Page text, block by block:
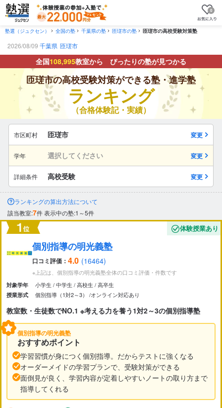
0
塾選（ジュクセン） 全国の塾 千葉県の塾 匝瑳市の塾 匝瑳市の高校受験対策塾
2026/08/09 千葉県 匝瑳市
全国108,995教室から ぴったりの塾が見つかる
匝瑳市の高校受験対策ができる塾・進学塾
ランキング
（合格体験記・実績）
市区町村 匝瑳市 変更
学年 選択してください 変更
詳細条件 高校受験 変更
市区町村
駅・路線から探す
ランキングの算出方法について
該当教室:7件表示中の塾:1～5件
体験授業あり
個別指導の明光義塾
口コミ評価： 4.0 (16464)
※上記は、個別指導の明光義塾全体の口コミ評価・件数です
対象学年 小学生 中学生 高校生 高卒生
授業形式 個別指導（1対2～3） オンライン対応あり
教室数・生徒数でNO.1 ※考える力を養う1対2～3の個別指導塾
個別指導の明光義塾
おすすめポイント
学習習慣が身につく個別指導。だからテストに強くなる
オーダーメイドの学習プランで、受験対策ができる
面倒見が良く、学習内容が定着しやすいノートの取り方まで
指導してくれる